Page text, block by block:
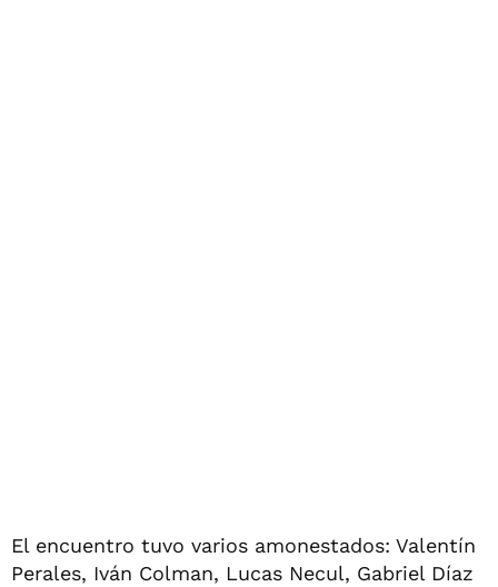
El encuentro tuvo varios amonestados: Valentín
Perales, Iván Colman, Lucas Necul, Gabriel Díaz